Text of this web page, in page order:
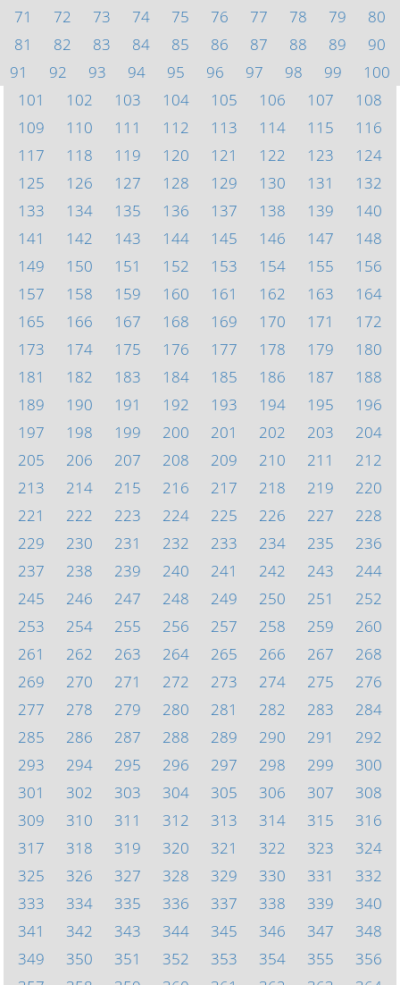
71
72 73 74 75 76 77 78 79
80
81
82 83 84 85 86 87 88 89
90
91
92 93 94 95 96 97 98 99
100
101
102 103 104 105 106 107
108
109
110 111 112 113 114 115
116
117
118 119 120 121 122 123
124
125
126 127 128 129 130 131
132
133
134 135 136 137 138 139
140
141
142 143 144 145 146 147
148
149
150 151 152 153 154 155
156
157
158 159 160 161 162 163
164
165
166 167 168 169 170 171
172
173
174 175 176 177 178 179
180
181
182 183 184 185 186 187
188
189
190 191 192 193 194 195
196
197
198 199 200 201 202 203
204
205
206 207 208 209 210 211
212
213
214 215 216 217 218 219
220
221
222 223 224 225 226 227
228
229
230 231 232 233 234 235
236
237
238 239 240 241 242 243
244
245
246 247 248 249 250 251
252
253
254 255 256 257 258 259
260
261
262 263 264 265 266 267
268
269
270 271 272 273 274 275
276
277
278 279 280 281 282 283
284
285
286 287 288 289 290 291
292
293
294 295 296 297 298 299
300
301
302 303 304 305 306 307
308
309
310 311 312 313 314 315
316
317
318 319 320 321 322 323
324
325
326 327 328 329 330 331
332
333
334 335 336 337 338 339
340
341
342 343 344 345 346 347
348
349
350 351 352 353 354 355
356